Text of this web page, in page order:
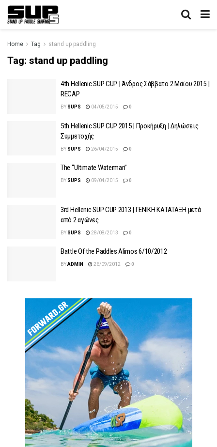
Home Tag stand up paddling
Tag: stand up paddling
4th Hellenic SUP CUP | Άνδρος Σάββατο 2 Μαϊου 2015 |
RECAP
BY SUPS 04/05/2015 0
5th Hellenic SUP CUP 2015 | Προκήρυξη | Δηλώσεις
Συμμετοχής
BY SUPS 26/04/2015 0
The “Ultimate Waterman”
BY SUPS 09/04/2015 0
3rd Hellenic SUP CUP 2013 | ΓΕΝΙΚΗ ΚΑΤΑΤΑΞΗ μετά
από 2 αγώνες
BY SUPS 28/08/2013 0
Battle Of the Paddles Alimos 6/10/2012
BYADMIN 26/09/2012 0